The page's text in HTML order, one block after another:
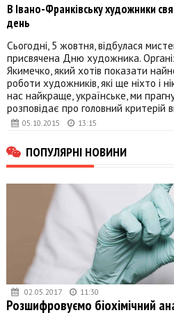
05.10.2015 13:15
В Івано-Франківську художники
день
Сьогодні, 5 жовтня, відбулася
присвячена Дню художника.
Якимечко, який хотів показати
роботи художників, які ще ніхто і
нас найкраще, українське, ми
розповідає про головний критерій
ПОПУЛЯРНІ НОВИНИ
02.05.2017 11:30
Розшифровуємо біохімічний